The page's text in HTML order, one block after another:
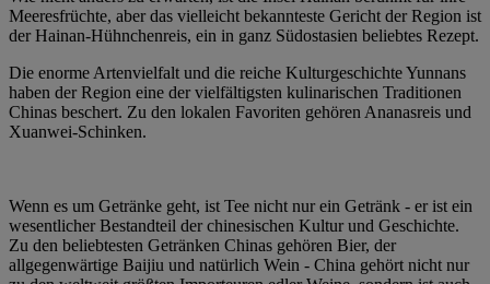
Meeresfrüchte, aber das vielleicht bekannteste Gericht der Region ist
der Hainan-Hühnchenreis, ein in ganz Südostasien beliebtes Rezept.
Die enorme Artenvielfalt und die reiche Kulturgeschichte Yunnans
haben der Region eine der vielfältigsten kulinarischen Traditionen
Chinas beschert. Zu den lokalen Favoriten gehören Ananasreis und
Xuanwei-Schinken.
Wenn es um Getränke geht, ist Tee nicht nur ein Getränk - er ist ein
wesentlicher Bestandteil der chinesischen Kultur und Geschichte.
Zu den beliebtesten Getränken Chinas gehören Bier, der
allgegenwärtige Baijiu und natürlich Wein - China gehört nicht nur